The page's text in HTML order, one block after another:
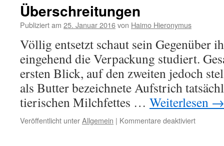
Überschreitungen
Publiziert am 25. Januar 2016von Haimo Hieronymus
Völlig entsetzt schaut sein Gegenüber
eingehend die Verpackung studiert.
ersten Blick, auf den zweiten jedoch
als Butter bezeichnete Aufstrich
tierischen Milchfettes … Weiterlesen →
Veröffentlicht unterAllgemein | Kommentare deaktiviertfür